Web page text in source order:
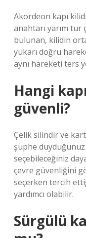
Akordeon kapı
anahtarı yarım
bulunan, kilidin
yukarı doğru
aynı hareketi ters
Hangi
güvenli?
Çelik silindir ve
şüphe
seçebileceğiniz
çevre güvenliğini
seçerken tercih
yardımcı olabilir.
Sürgülü